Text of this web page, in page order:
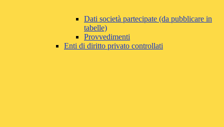
Dati società partecipate (da pubblicare in
tabelle)
Provvedimenti
Enti di diritto privato controllati